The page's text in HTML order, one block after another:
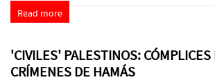
Read more
'CIVILES' PALESTINOS: CÓMPLICES
CRÍMENES DE HAMÁS